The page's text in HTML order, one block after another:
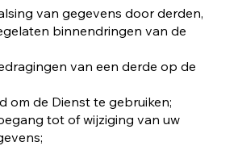
van gegevens door derden,
binnendringen van de
van een derde op de
om de Dienst te gebruiken;
tot of wijziging van uw